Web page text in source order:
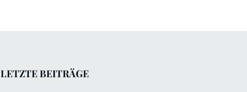
LETZTE BEITRÄGE